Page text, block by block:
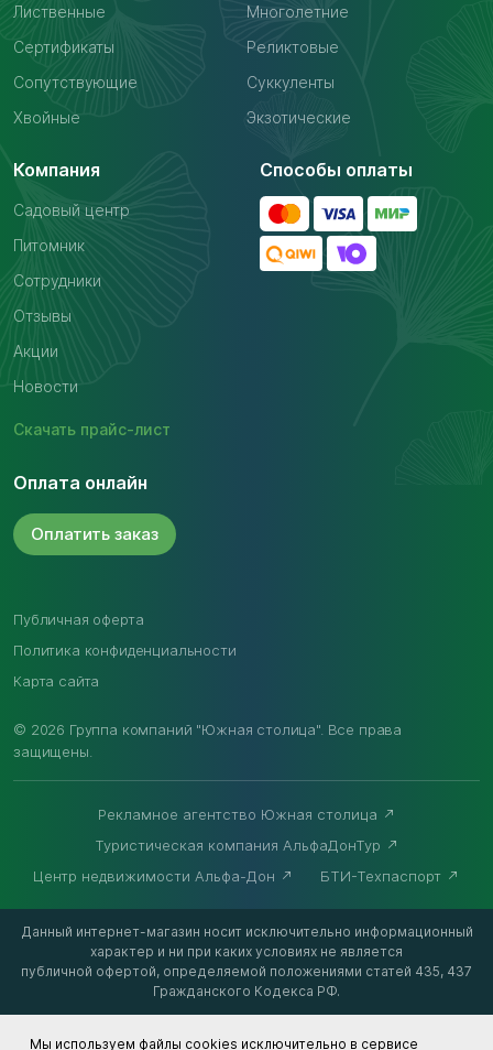
Лиственные
Многолетние
Сертификаты
Реликтовые
Сопутствующие
Суккуленты
Хвойные
Экзотические
Компания
Садовый центр
Питомник
Сотрудники
Отзывы
Акции
Новости
Скачать прайс-лист
Способы оплаты
Оплата онлайн
Оплатить заказ
© 2026 Группа компаний "Южная столица". Все права
защищены.
Публичная оферта
Политика конфиденциальности
Карта сайта
Рекламное агентство Южная столица
Туристическая компания АльфаДонТур
Центр недвижимости Альфа-Дон
БТИ-Техпаспорт
Данный интернет-магазин носит исключительно информационный
характер и ни при каких условиях не является
публичной офертой, определяемой положениями статей 435, 437
Гражданского Кодекса РФ.
Мы используем файлы cookies исключительно в сервисе